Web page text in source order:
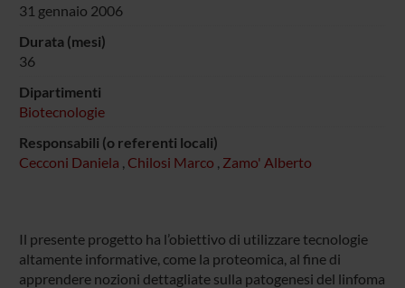
31 gennaio 2006
Durata (mesi)
36
Dipartimenti
Biotecnologie
Responsabili (o referenti locali)
Cecconi Daniela , Chilosi Marco , Zamo' Alberto
Il presente progetto ha l’obiettivo di utilizzare tecnologie
altamente informative, come la proteomica, al fine di
apprendere nozioni dettagliate sulla patogenesi del linfoma